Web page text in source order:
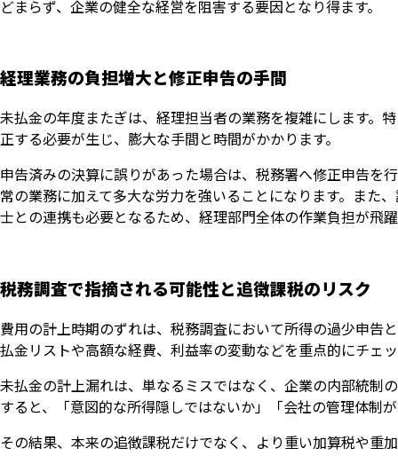
どまらず、企業の健全な経営を阻害する要因となり得ます。
経理業務の負担増大と修正申告の手間
未払金の年度またぎは、経理担当者の業務を複雑にします。
正する必要が生じ、膨大な手間と時間がかかります。
申告済みの決算に誤りがあった場合は、税務署へ修正申告を
常の業務に加えて多大な労力を強いることになります。また
士との連携も必要となるため、経理部門全体の作業負担が飛
税務調査で指摘される可能性と追徴課税のリスク
費用の計上時期のずれは、税務調査において所得の過少申告
払金リストや高額な経費、利益率の変動などを重点的にチェ
未払金の計上漏れは、単なるミスではなく、企業の内部統制
すると、「意図的な所得隠しではないか」「会社の管理体制
その結果、本来の追徴課税だけでなく、より重い加算税や重